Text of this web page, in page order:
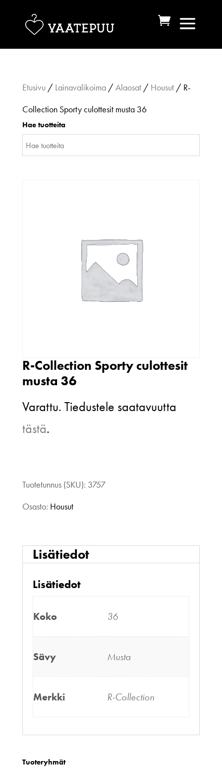
Etusivu / Lainavalikoima/Alaosat/ Housut/ R-
Collection Sporty culottesit musta 36
Hae tuotteita
R-Collection Sporty culottesit
musta 36
Varattu. Tiedustele saatavuutta
tästä.
Collection
Sporty
musta
määrä
Tuotetunnus (SKU): 3757
Osasto: Housut
Lisätiedot
Lisätiedot
Koko 36
Sävy Musta
Merkki R-Collection
Tuoteryhmät